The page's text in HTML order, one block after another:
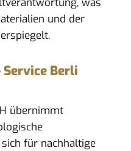
und der
Berli
übernimmt
für nachhaltige